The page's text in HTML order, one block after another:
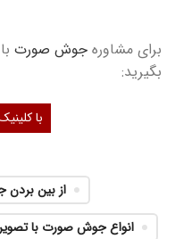
برای مشاوره جوش صورت
بگیرید:
با
از بین
انواع جوش صورت با تصویر